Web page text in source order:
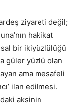
ziyareti değil;
hakikat
bir ikiyüzlülüğü
güler yüzlü olan
ama mesafeli
ilan edilmesi.
aksinin